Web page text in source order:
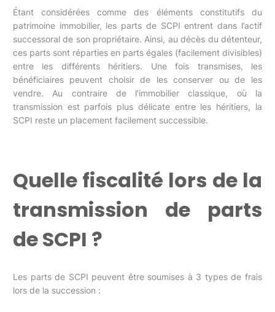
Étant considérées comme des éléments constitutifs du
patrimoine immobilier, les parts de SCPI entrent dans l’actif
successoral de son propriétaire. Ainsi, au décès du détenteur,
ces parts sont réparties en parts égales (facilement divisibles)
entre les différents héritiers. Une fois transmises, les
bénéficiaires peuvent choisir de les conserver ou de les
vendre. Au contraire de l’immobilier classique, où la
transmission est parfois plus délicate entre les héritiers, la
SCPI reste un placement facilement successible.
Quelle fiscalité lors de la
transmission de parts
de SCPI ?
Les parts de SCPI peuvent être soumises à 3 types de frais
lors de la succession :